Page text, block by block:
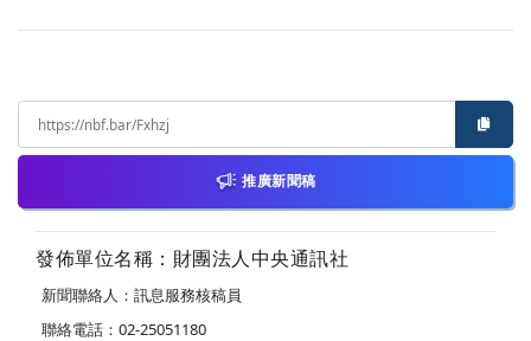
推廣新聞稿
發佈單位名稱：財團法人中央通訊社
新聞聯絡人：訊息服務核稿員
聯絡電話：02-25051180